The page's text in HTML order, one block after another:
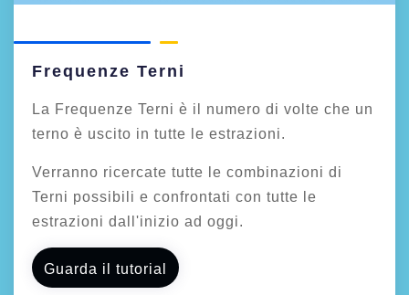
Frequenze Terni
La Frequenze Terni è il numero di volte che un
terno è uscito in tutte le estrazioni.
Verranno ricercate tutte le combinazioni di
Terni possibili e confrontati con tutte le
estrazioni dall'inizio ad oggi.